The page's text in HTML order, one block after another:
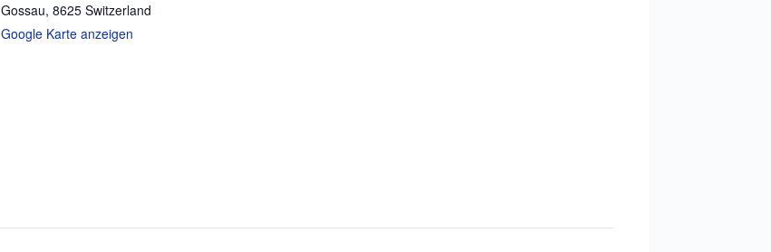
Gossau, 8625 Switzerland
Google Karte anzeigen